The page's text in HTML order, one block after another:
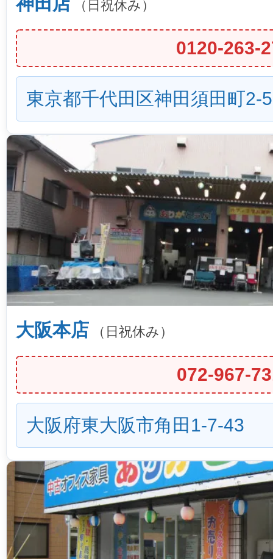
（日祝休み）
0120-263-
東京都千代田区神田須田町2-
大阪本店 （日祝休み）
072-967-
大阪府東大阪市角田1-7-43